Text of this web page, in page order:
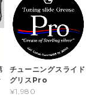
チューニングスライド
グリスPro
¥1,980